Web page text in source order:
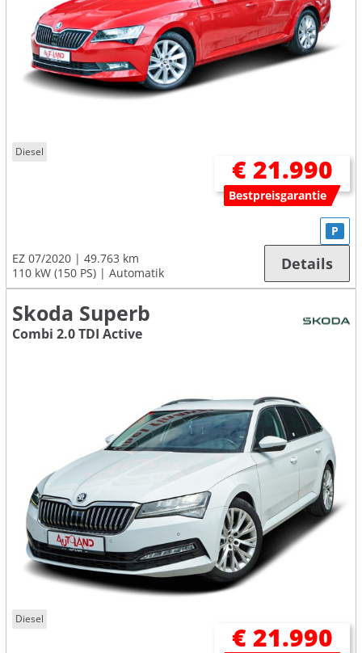
Diesel
€ 21.990
Bestpreisgarantie
EZ 07/2020
49.763 km
110 kW (150 PS)
Automatik
P
Details
Skoda Superb
Combi 2.0 TDI Active
Diesel
€ 21.990